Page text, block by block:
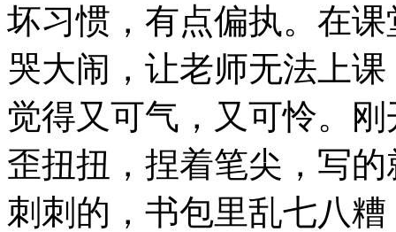
坏习惯，有点偏执。在
哭大闹，让老师无法上
觉得又可气，又可怜。
歪扭扭，捏着笔尖，写
刺刺的，书包里乱七八